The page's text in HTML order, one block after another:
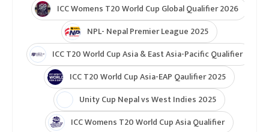
ICC Womens T20 World Cup Global Qualifier 2026
NPL- Nepal Premier League 2025
ICC T20 World Cup Asia & East Asia-Pacific Qualifier
ICC T20 World Cup Asia-EAP Qaulifier 2025
Unity Cup Nepal vs West Indies 2025
ICC Womens T20 World Cup Asia Qualifier